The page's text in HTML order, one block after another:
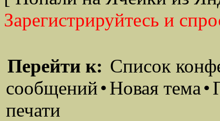
Зарегистрируйтесь и
Перейти к: Список
сообщений•Новая тема•
печати